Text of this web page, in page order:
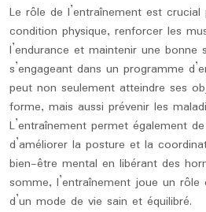
Le rôle de l’entraînement est
condition physique, renforcer les
l’endurance et maintenir une bonne
s’engageant dans un programme
peut non seulement atteindre ses
forme, mais aussi prévenir les
L’entraînement permet également
d’améliorer la posture et la
bien-être mental en libérant des
somme, l’entraînement joue un
d’un mode de vie sain et équilibré.